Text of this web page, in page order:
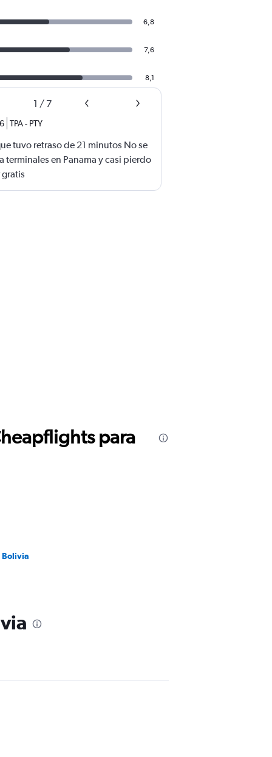
6,8
7,6
8,1
1 / 7
TPA- PTY
tuvo retraso de 21 minutos No se
en Panama y casi pierdo
para
Bolivia